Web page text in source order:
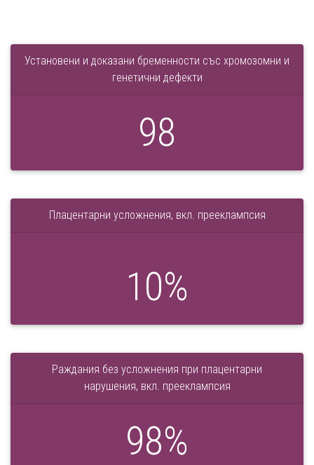
Установени и доказани бременности със хромозомни и
генетични дефекти
98
Плацентарни усложнения, вкл. прееклампсия
10%
Раждания без усложнения при плацентарни
нарушения, вкл. прееклампсия
98%